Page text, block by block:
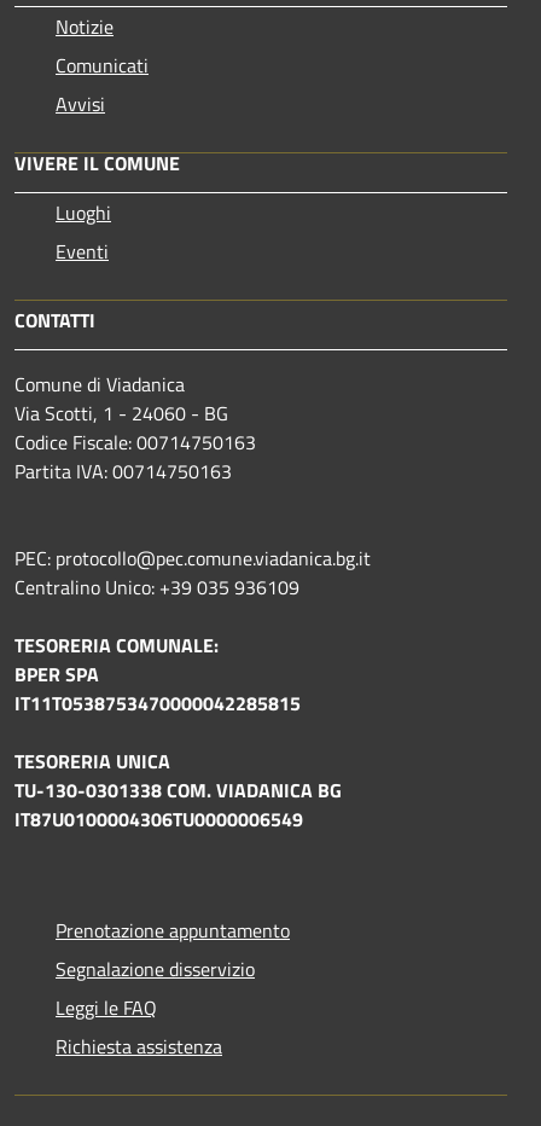
Notizie
Comunicati
Avvisi
VIVERE IL COMUNE
Luoghi
Eventi
CONTATTI
Comune di Viadanica
Via Scotti, 1 - 24060 - BG
Codice Fiscale: 00714750163
Partita IVA: 00714750163
PEC: protocollo@pec.comune.viadanica.bg.it
Centralino Unico: +39 035 936109
TESORERIA COMUNALE:
BPER SPA
IT11T0538753470000042285815
TESORERIA UNICA
TU-130-0301338 COM. VIADANICA BG
IT87U0100004306TU0000006549
Prenotazione appuntamento
Segnalazione disservizio
Leggi le FAQ
Richiesta assistenza